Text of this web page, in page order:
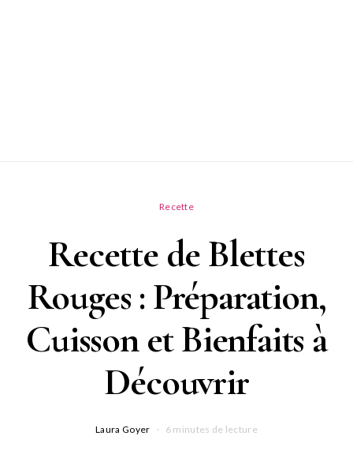
Recette
Recette de Blettes
Rouges : Préparation,
Cuisson et Bienfaits à
Découvrir
Laura Goyer 6 minutes de lecture